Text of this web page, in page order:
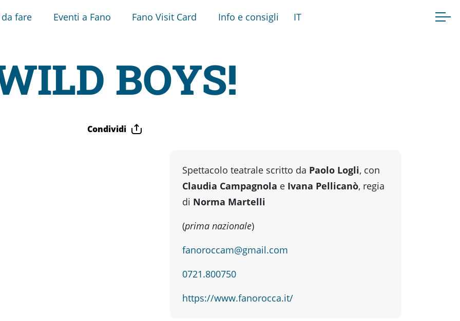
da fare Eventi a Fano Fano Visit Card Info e consigli IT
BOYS!
Condividi
Spettacolo teatrale scritto da Paolo Logli, con
Claudia Campagnola e Ivana Pellicanò, regia
di Norma Martelli
(prima nazionale)
fanoroccam@gmail.com
0721.800750
https://www.fanorocca.it/